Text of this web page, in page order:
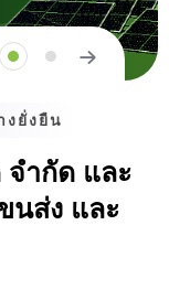
ยั่งยืน
จำกัด และ
นส่ง และ